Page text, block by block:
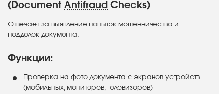
(Document Antifraud Checks)
Отвечает за выявление попыток мошенничества и
подделок документа.
Функции:
Проверка на фото документа с экранов устройств
(мобильных, мониторов, телевизоров)